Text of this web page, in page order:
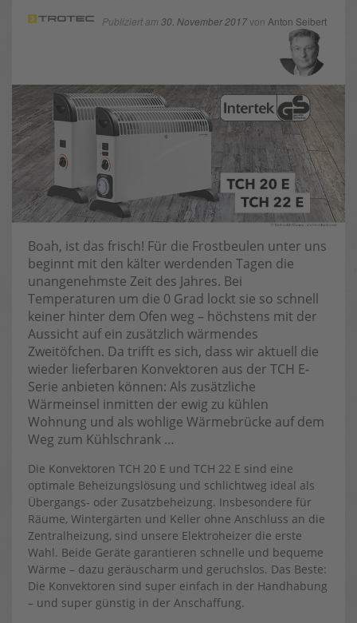
Publiziert am 30. November 2017von Anton Seibert
Boah, ist das frisch! Für die Frostbeulen unter uns
beginnt mit den kälter werdenden Tagen die
unangenehmste Zeit des Jahres. Bei
Temperaturen um die 0 Grad lockt sie so schnell
keiner hinter dem Ofen weg – höchstens mit der
Aussicht auf ein zusätzlich wärmendes
Zweitöfchen. Da trifft es sich, dass wir aktuell die
wieder lieferbaren Konvektoren aus der TCH E-
Serie anbieten können: Als zusätzliche
Wärmeinsel inmitten der ewig zu kühlen
Wohnung und als wohlige Wärmebrücke auf dem
Weg zum Kühlschrank …
Die Konvektoren TCH 20 E und TCH 22 E sind eine
optimale Beheizungslösung und schlichtweg ideal als
Übergangs- oder Zusatzbeheizung. Insbesondere für
Räume, Wintergärten und Keller ohne Anschluss an die
Zentralheizung, sind unsere Elektroheizer die erste
Wahl. Beide Geräte garantieren schnelle und bequeme
Wärme – dazu geräuscharm und geruchslos. Das Beste:
Die Konvektoren sind super einfach in der Handhabung
– und super günstig in der Anschaffung.